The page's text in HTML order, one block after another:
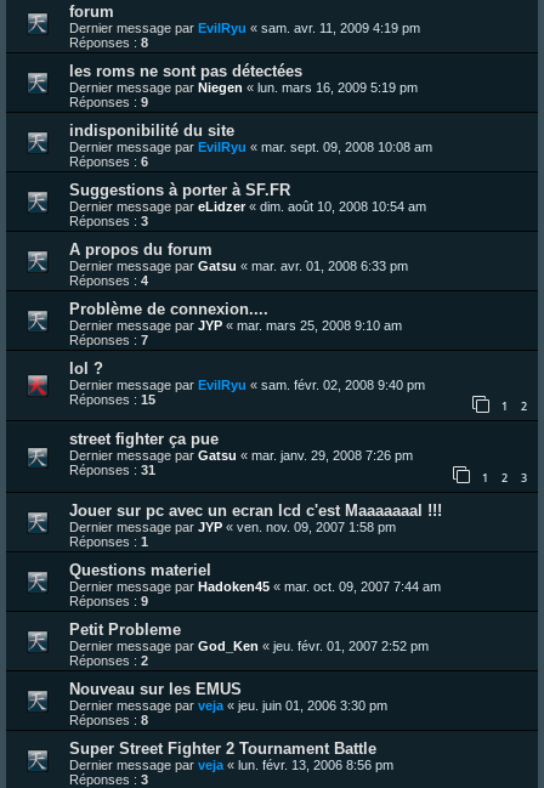
forum
Dernier message par EvilRyu « sam. avr. 11, 2009 4:19 pm
Réponses : 8
les roms ne sont pas détectées
Dernier message par Niegen « lun. mars 16, 2009 5:19 pm
Réponses : 9
indisponibilité du site
Dernier message par EvilRyu « mar. sept. 09, 2008 10:08 am
Réponses : 6
Suggestions à porter à SF.FR
Dernier message par eLidzer« dim. août 10, 2008 10:54 am
Réponses : 3
A propos du forum
Dernier message par Gatsu « mar. avr. 01, 2008 6:33 pm
Réponses : 4
Problème de connexion....
Dernier message par JYP « mar. mars 25, 2008 9:10 am
Réponses : 7
lol ?
Dernier message par EvilRyu « sam. févr. 02, 2008 9:40 pm
Réponses : 15 1 2
street fighter ça pue
Dernier message par Gatsu « mar. janv. 29, 2008 7:26 pm
Réponses : 31 1 2 3
Jouer sur pc avec un ecran lcd c'est Maaaaaaal !!!
Dernier message par JYP « ven. nov. 09, 2007 1:58 pm
Réponses : 1
Questions materiel
Dernier message par Hadoken45 « mar. oct. 09, 2007 7:44 am
Réponses : 9
Petit Probleme
Dernier message par God_Ken « jeu. févr. 01, 2007 2:52 pm
Réponses : 2
Nouveau sur les EMUS
Dernier message par veja « jeu. juin 01, 2006 3:30 pm
Réponses : 8
Super Street Fighter 2 Tournament Battle
Dernier message par veja « lun. févr. 13, 2006 8:56 pm
Réponses : 3